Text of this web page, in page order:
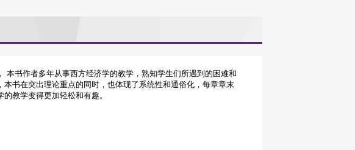
本书作者多年从事西方经济学的教学，熟知学生们所遇到的困难和
书在突出理论重点的同时，也体现了系统性和通俗化，每章章末
教学变得更加轻松和有趣。